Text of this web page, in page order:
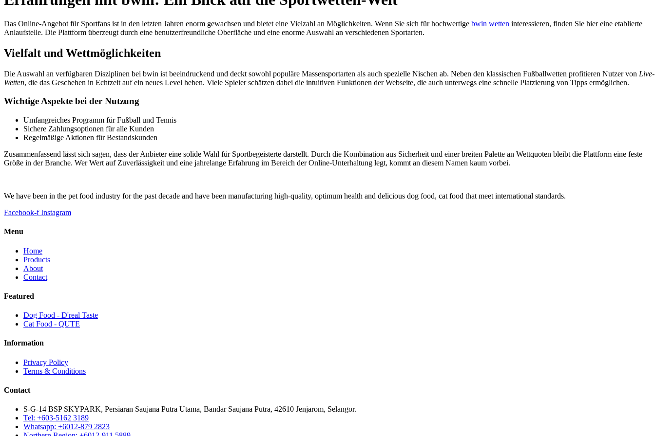
Das Online-Angebot für Sportfans ist in den letzten Jahren enorm gewachsen und bietet eine Vielzahl an Möglichkeiten. Wenn Sie sich für hochwertige bwin wetten interessieren, finden Sie hier eine etablierte
Anlaufstelle. Die Plattform überzeugt durch eine benutzerfreundliche Oberfläche und eine enorme Auswahl an verschiedenen Sportarten.
Vielfalt und Wettmöglichkeiten
Die Auswahl an verfügbaren Disziplinen bei bwin ist beeindruckend und deckt sowohl populäre Massensportarten als auch spezielle Nischen ab. Neben den klassischen Fußballwetten profitieren Nutzer von Live-
Wetten, die das Geschehen in Echtzeit auf ein neues Level heben. Viele Spieler schätzen dabei die intuitiven Funktionen der Webseite, die auch unterwegs eine schnelle Platzierung von Tipps ermöglichen.
Wichtige Aspekte bei der Nutzung
Umfangreiches Programm für Fußball und Tennis
Sichere Zahlungsoptionen für alle Kunden
Regelmäßige Aktionen für Bestandskunden
Zusammenfassend lässt sich sagen, dass der Anbieter eine solide Wahl für Sportbegeisterte darstellt. Durch die Kombination aus Sicherheit und einer breiten Palette an Wettquoten bleibt die Plattform eine feste
Größe in der Branche. Wer Wert auf Zuverlässigkeit und eine jahrelange Erfahrung im Bereich der Online-Unterhaltung legt, kommt an diesem Namen kaum vorbei.
We have been in the pet food industry for the past decade and have been manufacturing high-quality, optimum health and delicious dog food, cat food that meet international standards.
Facebook-f Instagram
Menu
Home
Products
About
Contact
Featured
Dog Food - D'real Taste
Cat Food - QUTE
Information
Privacy Policy
Terms & Conditions
Contact
S-G-14 BSP SKYPARK, Persiaran Saujana Putra Utama, Bandar Saujana Putra, 42610 Jenjarom, Selangor.
Tel: +603-5162 3189
Whatsapp: +6012-879 2823